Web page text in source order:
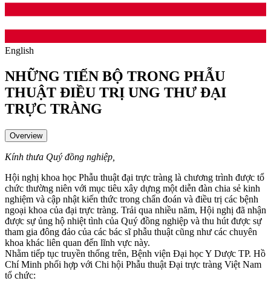
English
NHỮNG TIẾN BỘ TRONG PHẪU
THUẬT ĐIỀU TRỊ UNG THƯ ĐẠI
TRỰC TRÀNG
Overview
Kính thưa Quý đồng nghiệp,
Hội nghị khoa học Phẫu thuật đại trực tràng là chương trình được tổ
chức thường niên với mục tiêu xây dựng một diễn đàn chia sẻ kinh
nghiệm và cập nhật kiến thức trong chẩn đoán và điều trị các bệnh
ngoại khoa của đại trực tràng. Trải qua nhiều năm, Hội nghị đã nhận
được sự ủng hộ nhiệt tình của Quý đồng nghiệp và thu hút được sự
tham gia đông đảo của các bác sĩ phẫu thuật cũng như các chuyên
khoa khác liên quan đến lĩnh vực này.
Nhằm tiếp tục truyền thống trên, Bệnh viện Đại học Y Dược TP. Hồ
Chí Minh phối hợp với Chi hội Phẫu thuật Đại trực tràng Việt Nam
tổ chức: